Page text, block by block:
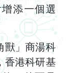
添一個選
獸」商湯科
香港科研基